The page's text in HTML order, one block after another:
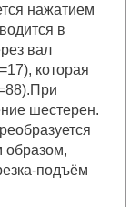
нажатием
в
вал
которая
шестерен.
образом,
подъём